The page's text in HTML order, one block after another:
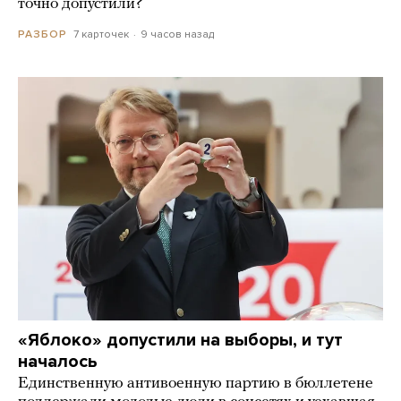
точно допустили?
РАЗБОР 7 карточек 9 часов назад
«Яблоко» допустили на выборы, и тут
началось
Единственную антивоенную партию в бюллетене